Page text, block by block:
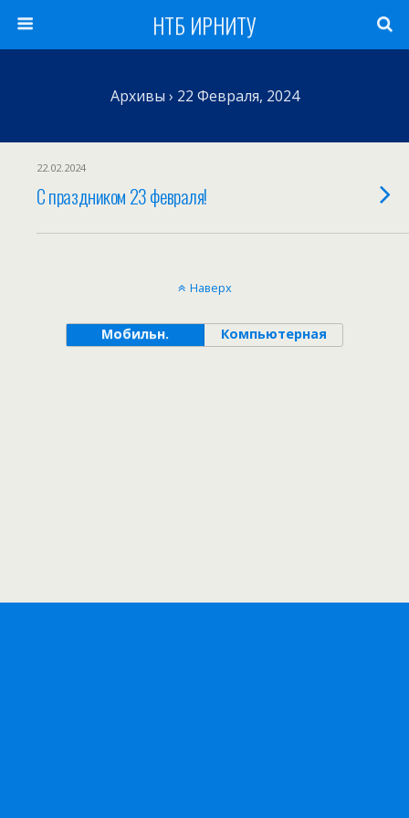
НТБ ИРНИТУ
Архивы › 22 Февраля, 2024
22.02.2024
С праздником 23 февраля!
Наверх
Мобильн. Компьютерная